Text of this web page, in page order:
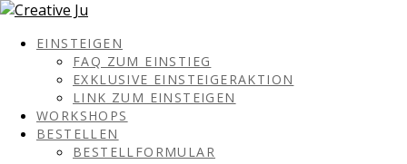
EINSTEIGEN
FAQ ZUM EINSTIEG
EXKLUSIVE EINSTEIGERAKTION
LINK ZUM EINSTEIGEN
WORKSHOPS
BESTELLEN
BESTELLFORMULAR